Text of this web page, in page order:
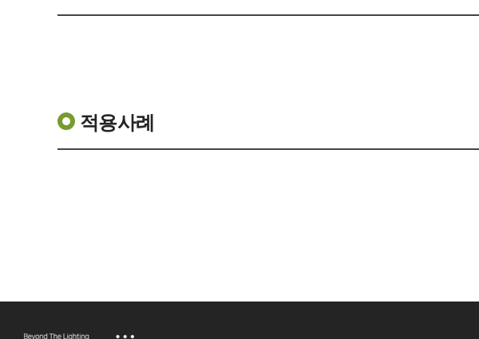
적용사례